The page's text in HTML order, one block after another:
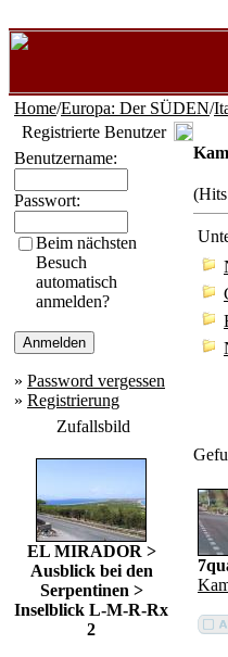
Home/Europa: Der SÜDEN/
Registrierte Benutzer
Benutzername:
Passwort:
Beim nächsten
Besuch
automatisch
anmelden?
» Password vergessen
» Registrierung
Zufallsbild
EL MIRADOR >
Ausblick bei den
Serpentinen >
Inselblick L-M-R-Rx
2